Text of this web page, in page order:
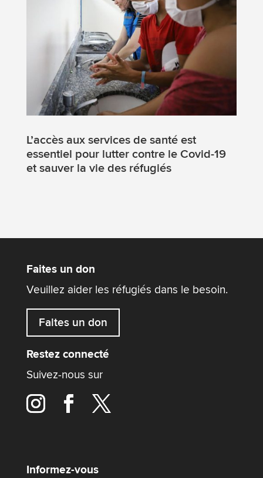
L’accès aux services de santé est
essentiel pour lutter contre le Covid-19
et sauver la vie des réfugiés
Faites un don
Veuillez aider les réfugiés dans le besoin.
Faites un don
Restez connecté
Suivez-nous sur
Informez-vous